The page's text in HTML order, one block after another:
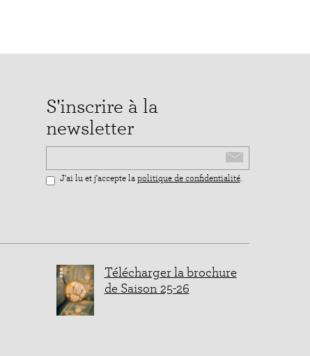
S'inscrire à la
newsletter
J'ai lu et j'accepte la politique de confidentialité.
Télécharger la brochure
de Saison 25-26